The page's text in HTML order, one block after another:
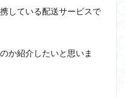
している配送サービスで
か紹介したいと思いま